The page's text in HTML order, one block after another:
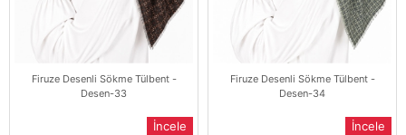
Firuze Desenli Sökme Tülbent -
Desen-33
İncele
Firuze Desenli Sökme Tülbent -
Desen-34
İncele